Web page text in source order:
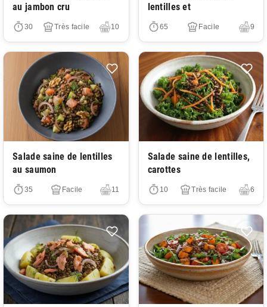
au jambon cru
30 Très facile 10
lentilles et
65 Facile 9
Très facile
Salade saine de lentilles
au saumon
35 Facile 11
Très facile
Salade saine de lentilles,
carottes
10 Très facile 6